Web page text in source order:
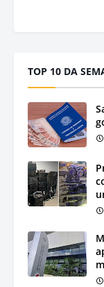
TOP 10 DA